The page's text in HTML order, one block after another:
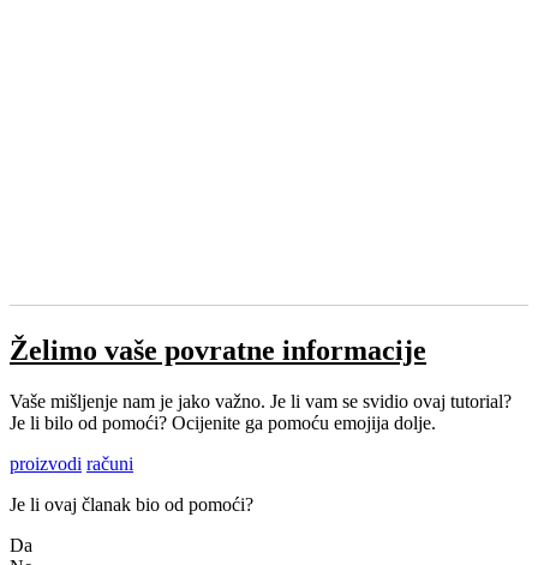
Želimo vaše povratne informacije
Vaše mišljenje nam je jako važno. Je li vam se svidio ovaj tutorial?
Je li bilo od pomoći? Ocijenite ga pomoću emojija dolje.
proizvodi računi
Je li ovaj članak bio od pomoći?
Da